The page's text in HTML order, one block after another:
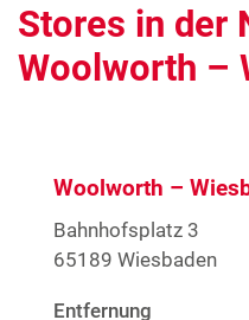
Stores in der
Woolworth –
Woolworth –
Bahnhofsplatz 3
65189 Wiesbaden
Entfernung